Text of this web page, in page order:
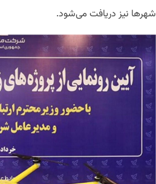
شهرها نیز دریافت می‌شود.